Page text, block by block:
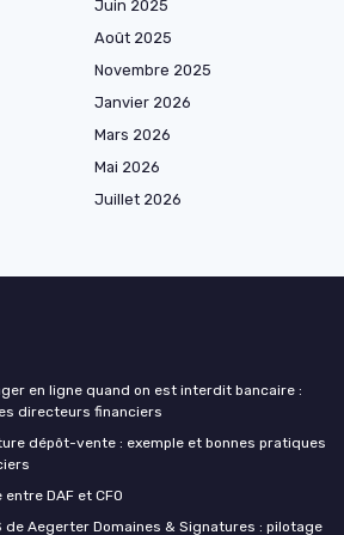
Juin 2025
Août 2025
Novembre 2025
Janvier 2026
Mars 2026
Mai 2026
Juillet 2026
en ligne quand on est interdit bancaire :
directeurs financiers
dépôt-vente : exemple et bonnes pratiques
DAF et CFO
de Aegerter Domaines & Signatures : pilotage